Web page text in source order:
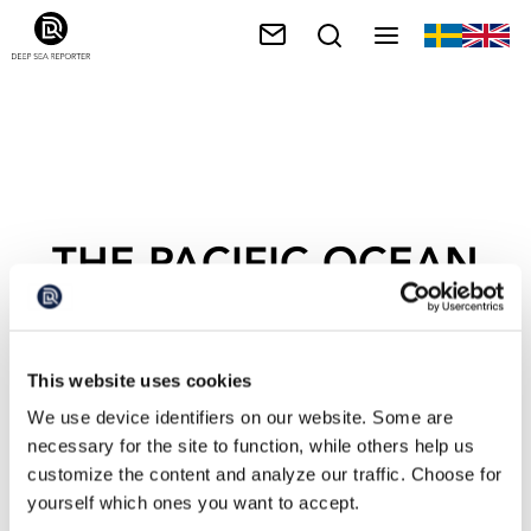
This website uses cookies
We use device identifiers on our website. Some are
necessary for the site to function, while others help us
customize the content and analyze our traffic. Choose for
yourself which ones you want to accept.
THE PACIFIC OCEAN